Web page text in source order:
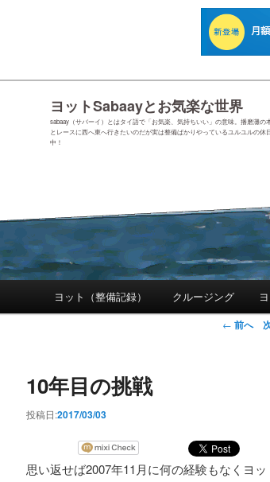
ヨットSabaayとお気楽な世界
sabaay（サバーイ）とはタイ語で「お気楽、気持ちいい」の意味。播磨灘の
とレースに西へ東へ行きたいのだが実は整備ばかりやっているユルユルの休
中！
メインコンテンツへ移動
サブコンテンツへ移動
ヨット（整備記録） クルージング
← 前へ
10年目の挑戦
投稿日:2017/03/03
思い返せば2007年11月に何の経験もなくヨッ